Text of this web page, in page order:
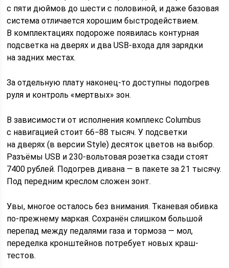
с пяти дюймов до шести с половиной, и даже базовая
система отличается хорошим быстродействием.
В комплектациях подороже появилась контурная
подсветка на дверях и два USB-входа для зарядки
на задних местах.
За отдельную плату наконец-то доступны подогрев
руля и контроль «мертвых» зон.
В зависимости от исполнения комплекс Columbus
с навигацией стоит 66−88 тысяч. У подсветки
на дверях (в версии Style) десяток цветов на выбор.
Разъёмы USB и 230-вольтовая розетка сзади стоят
7400 рублей. Подогрев дивана — в пакете за 21 тысячу.
Под передним креслом сложен зонт.
Увы, многое осталось без внимания. Тканевая обивка
по-прежнему маркая. Сохранён слишком большой
перепад между педалями газа и тормоза — мол,
переделка кронштейнов потребует новых краш-
тестов.